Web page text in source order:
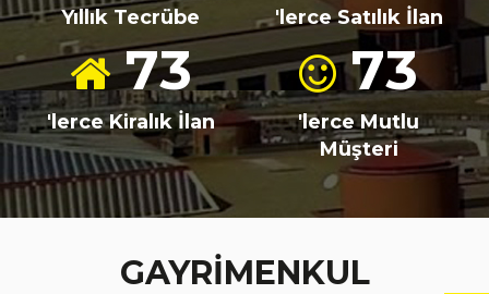
Yıllık Tecrübe 'lerce Satılık İlan
82
'lerce Kiralık İlan
82
'lerce Mutlu
Müşteri
GAYRİMENKUL